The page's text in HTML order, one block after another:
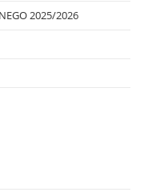
2025/2026